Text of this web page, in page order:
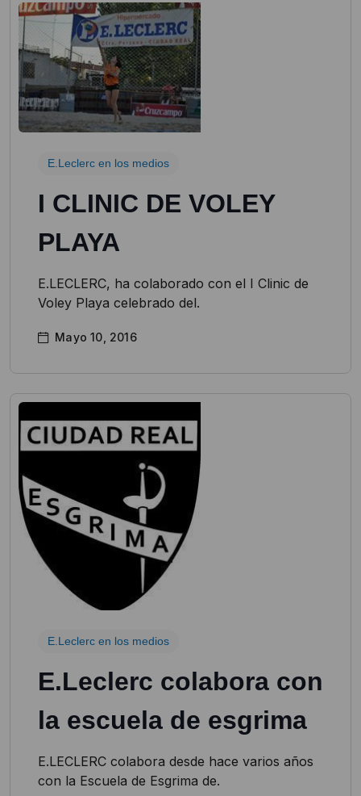
E.Leclerc en los medios
I CLINIC DE VOLEY
PLAYA
E.LECLERC, ha colaborado con el I Clinic de
Voley Playa celebrado del.
Mayo 10, 2016
E.Leclerc en los medios
E.Leclerc colabora con
la escuela de esgrima
E.LECLERC colabora desde hace varios años
con la Escuela de Esgrima de.